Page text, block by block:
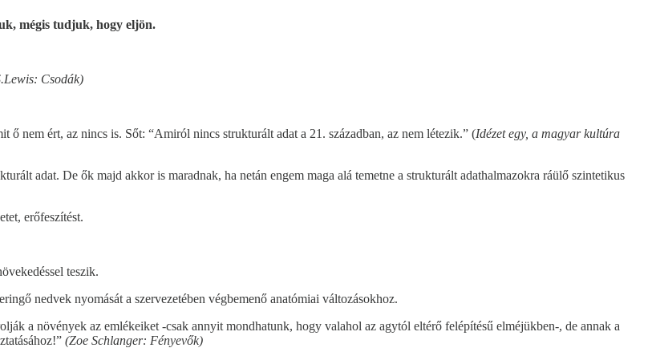
mégis tudjuk, hogy eljön.
Csodák)
ő nem ért, az nincs is. Sőt: “Amiról nincs strukturált adat a 21. században, az nem létezik.” (Idézet egy, a magyar kultúra
adat. De ők majd akkor is maradnak, ha netán engem maga alá temetne a strukturált adathalmazokra ráülő szintetikus
erőfeszítést.
teszik.
nedvek nyomását a szervezetében végbemenő anatómiai változásokhoz.
a növények az emlékeiket -csak annyit mondhatunk, hogy valahol az agytól eltérő felépítésű elméjükben-, de annak a
(Zoe Schlanger: Fényevők)